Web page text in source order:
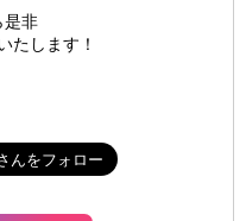
是非
たします！